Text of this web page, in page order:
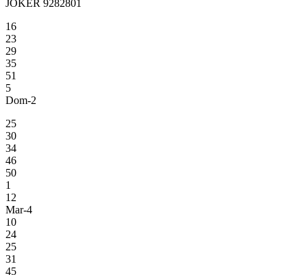
JOKER 9282801
16
23
29
35
51
5
Dom-2
25
30
34
46
50
1
12
Mar-4
10
24
25
31
45